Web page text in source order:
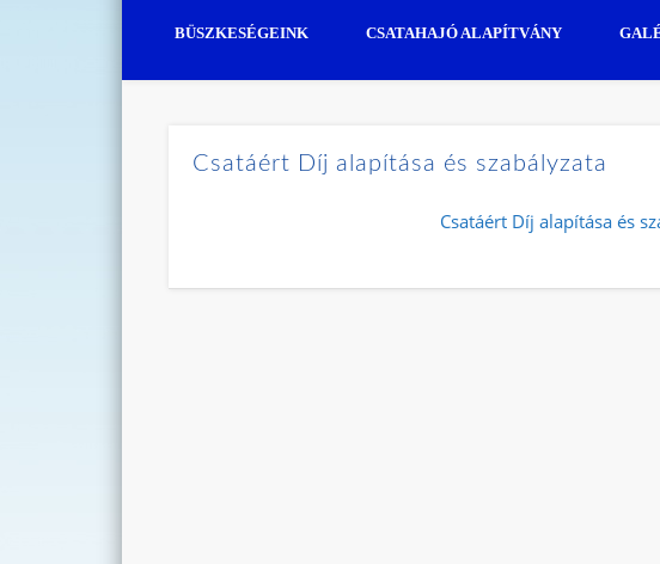
BÜSZKESÉGEINK CSATAHAJÓ ALAPÍTVÁNY
Csatáért Díj alapítása és szabályzata
Csatáért Díj alapítása és